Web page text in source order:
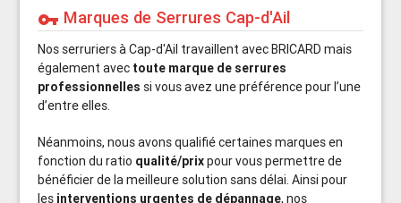
vpn_key Marques de Serrures Cap-d'Ail
Nos serruriers à Cap-d'Ail travaillent avec BRICARD mais
également avec toute marque de serrures
professionnelles si vous avez une préférence pour l’une
d’entre elles.
Néanmoins, nous avons qualifié certaines marques en
fonction du ratio qualité/prixpour vous permettre de
bénéficier de la meilleure solution sans délai. Ainsi pour
les interventions urgentes de dépannage, nos